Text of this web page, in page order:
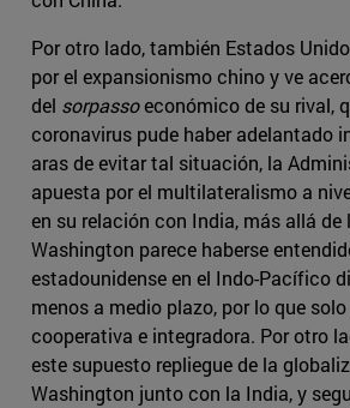
Por otro lado, también Estados
por el expansionismo chino y ve
del sorpassoeconómico de su rival,
coronavirus pude haber adelantado
aras de evitar tal situación, la
apuesta por el multilateralismo a
en su relación con India, más allá de
Washington parece haberse
estadounidense en el Indo-Pacífico
menos a medio plazo, por lo que
cooperativa e integradora. Por otro
este supuesto repliegue de la
Washington junto con la India, y